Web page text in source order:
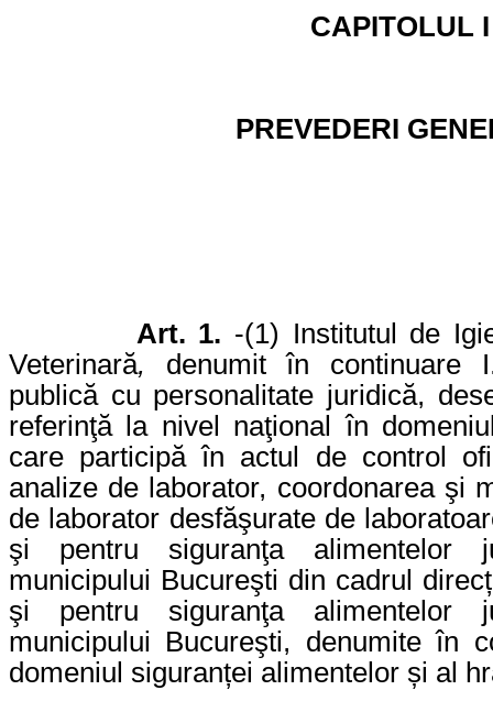
CAPITOLUL I
PREVEDERI
Art. 1. -(1) Institutul de
Veterinară, denumit în continuare
publică cu personalitate juridică,
referinţă la nivel naţional în
care participă în actul de control
analize de laborator, coordonarea şi
de laborator desfăşurate de
şi pentru siguranţa alimentelor
municipului Bucureşti din cadrul
şi pentru siguranţa alimentelor
municipului Bucureşti, denumite în
domeniul siguranței alimentelor și al